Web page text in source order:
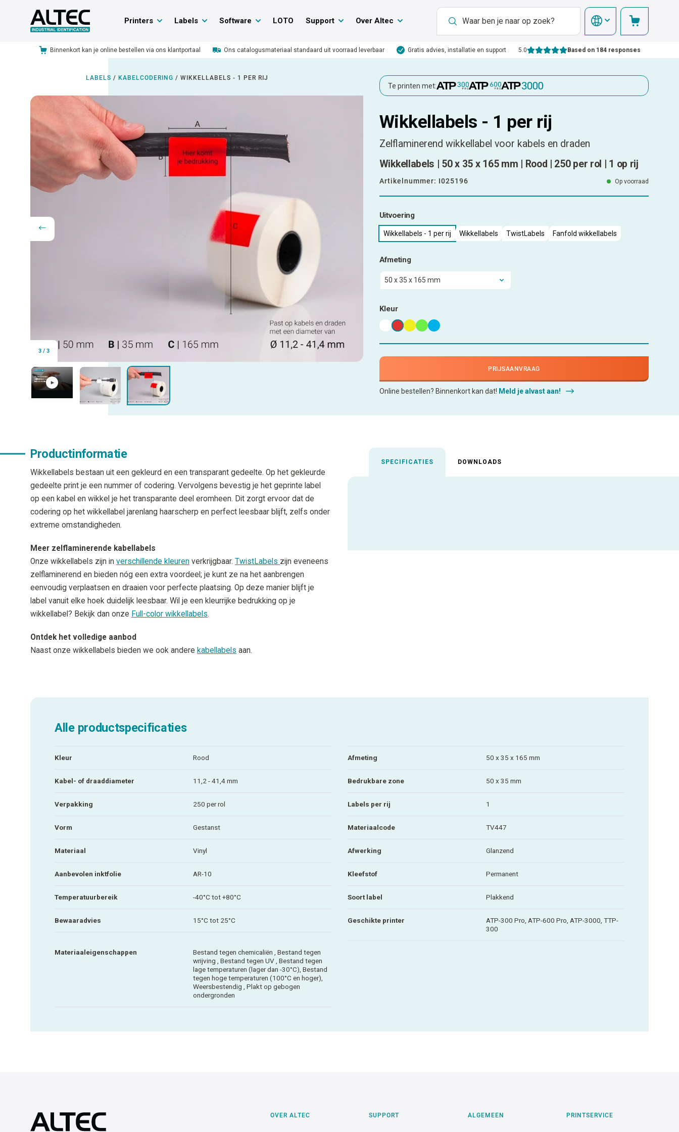
Printers Labels Software LOTO Support Over Altec
Binnenkort kan je online bestellen via ons klantportaal Ons catalogusmateriaal standaard uit voorraad leverbaar Gratis advies, installatie en support 5.0 Based on 184 responses
LABELS / KABELCODERING / WIKKELLABELS - 1 PER RIJ
3 / 3
Te printen met:
Wikkellabels - 1 per rij
Zelflaminerend wikkellabel voor kabels en draden
Wikkellabels | 50 x 35 x 165 mm | Rood | 250 per rol | 1 op rij
Artikelnummer: I025196 Op voorraad
Uitvoering
Wikkellabels - 1 per rij Wikkellabels TwistLabels Fanfold wikkellabels
Afmeting
Kleur
PRIJSAANVRAAG
Online bestellen? Binnenkort kan dat! Meld je alvast aan!
Productinformatie
Wikkellabels bestaan uit een gekleurd en een transparant gedeelte. Op het gekleurde
gedeelte print je een nummer of codering. Vervolgens bevestig je het geprinte label
op een kabel en wikkel je het transparante deel eromheen. Dit zorgt ervoor dat de
codering op het wikkellabel jarenlang haarscherp en perfect leesbaar blijft, zelfs onder
extreme omstandigheden.
Meer zelflaminerende kabellabels
Onze wikkellabels zijn in verschillende kleuren verkrijgbaar. TwistLabels zijn eveneens
zelflaminerend en bieden nóg een extra voordeel; je kunt ze na het aanbrengen
eenvoudig verplaatsen en draaien voor perfecte plaatsing. Op deze manier blijft je
label vanuit elke hoek duidelijk leesbaar. Wil je een kleurrijke bedrukking op je
wikkellabel? Bekijk dan onze Full-color wikkellabels.
Ontdek het volledige aanbod
Naast onze wikkellabels bieden we ook andere kabellabels aan.
SPECIFICATIES DOWNLOADS
Alle productspecificaties
Kleur Rood Afmeting 50 x 35 x 165 mm
Kabel- of draaddiameter 11,2 - 41,4 mm Bedrukbare zone 50 x 35 mm
Verpakking 250 per rol Labels per rij 1
Vorm Gestanst Materiaalcode TV447
Materiaal Vinyl Afwerking Glanzend
Aanbevolen inktfolie AR-10 Kleefstof Permanent
Temperatuurbereik -40°C tot +80°C Soort label Plakkend
Bewaaradvies 15°C tot 25°C Geschikte printer
ATP-300 Pro, ATP-600 Pro, ATP-3000, TTP-
300
Materiaaleigenschappen
Bestand tegen chemicaliën , Bestand tegen
wrijving , Bestand tegen UV , Bestand tegen
lage temperaturen (lager dan -30°C), Bestand
tegen hoge temperaturen (100°C en hoger),
Weersbestendig , Plakt op gebogen
ondergronden
OVER ALTEC SUPPORT ALGEMEEN PRINTSERVICE